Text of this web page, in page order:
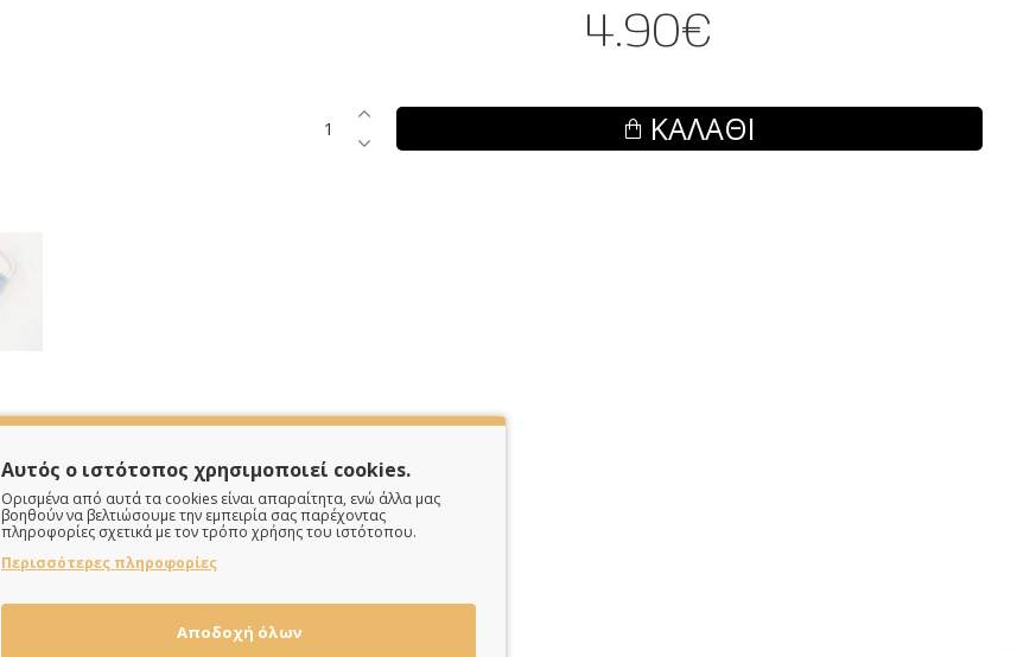
4.90€
ΚΑΛΆΘΙ
Αυτός ο ιστότοπος χρησιμοποιεί cookies.
Ορισμένα από αυτά τα cookies είναι απαραίτητα, ενώ άλλα μας
βοηθούν να βελτιώσουμε την εμπειρία σας παρέχοντας
πληροφορίες σχετικά με τον τρόπο χρήσης του ιστότοπου.
Περισσότερες πληροφορίες
Αποδοχή όλων